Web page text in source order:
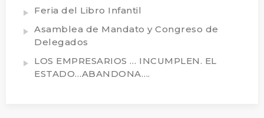
Feria del Libro Infantil
Asamblea de Mandato y Congreso de
Delegados
LOS EMPRESARIOS … INCUMPLEN. EL
ESTADO…ABANDONA….